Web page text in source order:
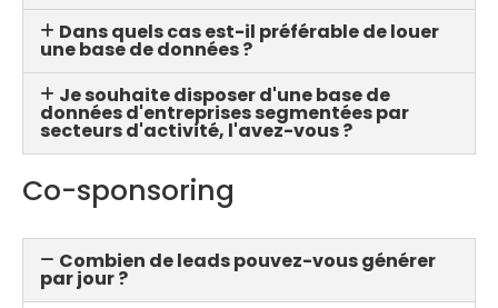
Dans quels cas est-il préférable de louer
une base de données ?
Je souhaite disposer d'une base de
données d'entreprises segmentées par
secteurs d'activité, l'avez-vous ?
Co-sponsoring
Combien de leads pouvez-vous générer
par jour ?